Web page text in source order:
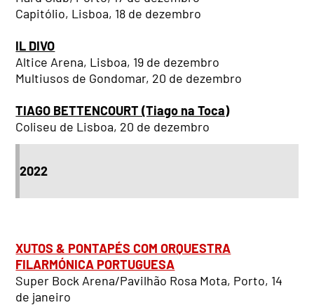
Capitólio, Lisboa, 18 de dezembro
IL DIVO
Altice Arena, Lisboa, 19 de dezembro
Multiusos de Gondomar, 20 de dezembro
TIAGO BETTENCOURT (Tiago na Toca)
Coliseu de Lisboa, 20 de dezembro
2022
XUTOS & PONTAPÉS COM ORQUESTRA
FILARMÓNICA PORTUGUESA
Super Bock Arena/Pavilhão Rosa Mota, Porto, 14
de janeiro